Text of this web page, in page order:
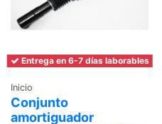
Entrega en 6-7 días laborables
Inicio
Conjunto
amortiguador